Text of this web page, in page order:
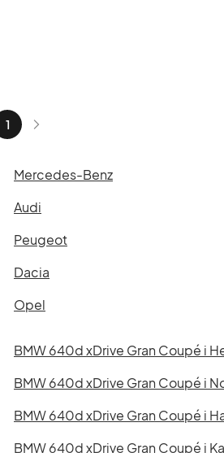
1
Mercedes-Benz
Audi
Peugeot
Dacia
Opel